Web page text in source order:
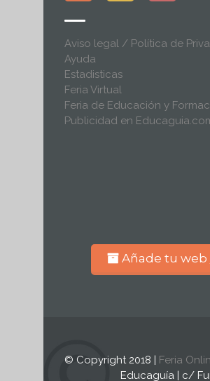
Aviso legal / Política de
Ayuda
Estadisticas
Feria Virtual
Feria de Educación y
Publicidad en
Añade tu
© Copyright 2018 | Feria
Educaguía | c/